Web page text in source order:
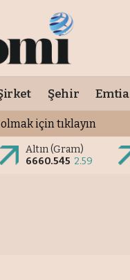
Şehir Emtia
için tıklayın
Altın (Gram)
6660.545 2.59